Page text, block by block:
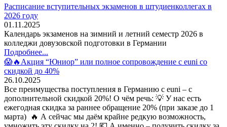
Расписание вступительных экзаменов в штудиенколлегах в
2026 году
01.11.2025
Календарь экзаменов на зимний и летний семестр 2026 в
колледжи довузовской подготовки в Германии
Подробнее...
😱🔥Акция “Юниор” или полное сопровождение с euni со
скидкой до 40%
26.10.2025
Все преимущества поступления в Германию с euni – с
дополнительной скидкой 20%! О чём речь: 💡 У нас есть
ежегодная скидка за раннее обращение 20% (при заказе до 1
марта) 🔥 А сейчас мы даём крайне редкую возможность,